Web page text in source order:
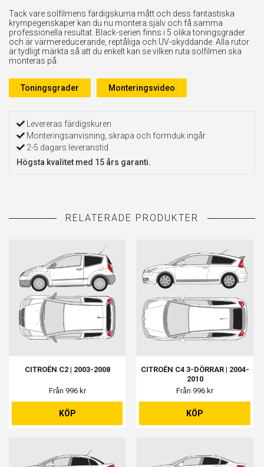
Tack vare solfilmens färdigskurna mått och dess fantastiska
krympegenskaper kan du nu montera själv och få samma
professionella resultat. Black-serien finns i 5 olika toningsgrader
och är värmereducerande, reptåliga och UV-skyddande. Alla rutor
är tydligt märkta så att du enkelt kan se vilken ruta solfilmen ska
monteras på.
Toningsgrader Monteringsvideo
Levereras färdigskuren
Monteringsanvisning, skrapa och formduk ingår
2-5 dagars leveranstid
Högsta kvalitet med 15 års garanti.
CITROËN C2 | 2003-2008
Från 996 kr
KÖP
CITROËN C4 3-DÖRRAR | 2004-
2010
Från 996 kr
KÖP